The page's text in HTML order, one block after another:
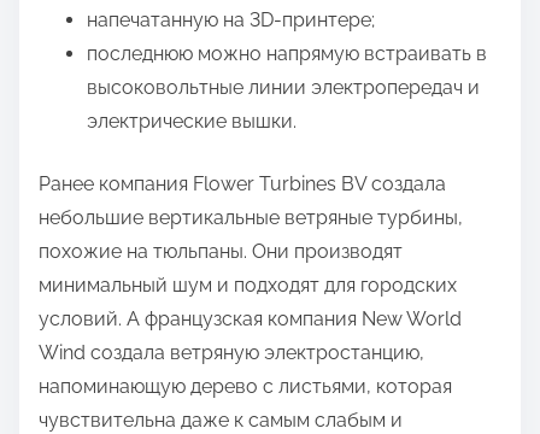
напечатанную на 3D-принтере;
последнюю можно напрямую встраивать в
высоковольтные линии электропередач и
электрические вышки.
Ранее компания Flower Turbines BV создала
небольшие вертикальные ветряные турбины,
похожие на тюльпаны. Они производят
минимальный шум и подходят для городских
условий. А французская компания New World
Wind создала ветряную электростанцию,
напоминающую дерево с листьями, которая
чувствительна даже к самым слабым и